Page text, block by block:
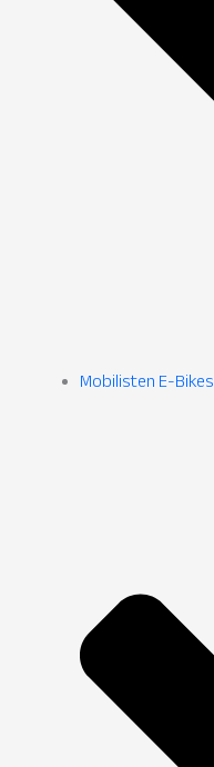
Mobilisten E-Bikes